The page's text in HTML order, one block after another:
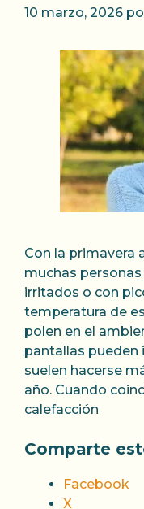
10 marzo, 2026
Con la primavera
muchas
irritados o con
temperatura de
polen en el
pantallas pueden
suelen hacerse
año. Cuando
calefacción
Comparte
Facebook
X